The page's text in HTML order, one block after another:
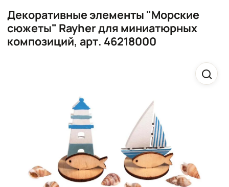
Декоративные элементы "Морские
сюжеты" Rayher для миниатюрных
композиций, арт. 46218000